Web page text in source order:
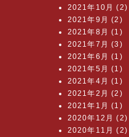
2021年10月 (2)
2021年9月 (2)
2021年8月 (1)
2021年7月 (3)
2021年6月 (1)
2021年5月 (1)
2021年4月 (1)
2021年2月 (2)
2021年1月 (1)
2020年12月 (2)
2020年11月 (2)